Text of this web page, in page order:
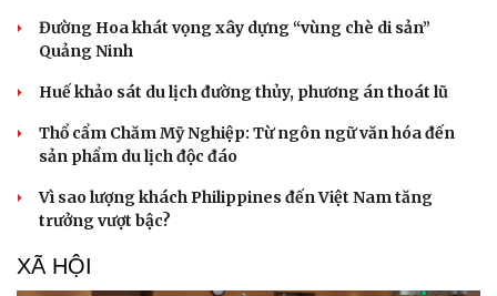
Đường Hoa khát vọng xây dựng “vùng chè di sản”
Quảng Ninh
Huế khảo sát du lịch đường thủy, phương án thoát lũ
Thổ cẩm Chăm Mỹ Nghiệp: Từ ngôn ngữ văn hóa đến
sản phẩm du lịch độc đáo
Vì sao lượng khách Philippines đến Việt Nam tăng
trưởng vượt bậc?
XÃ HỘI